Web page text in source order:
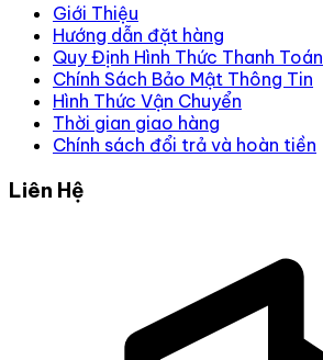
Giới Thiệu
Hướng dẫn đặt hàng
Quy Định Hình Thức Thanh Toán
Chính Sách Bảo Mật Thông Tin
Hình Thức Vận Chuyển
Thời gian giao hàng
Chính sách đổi trả và hoàn tiền
Liên Hệ